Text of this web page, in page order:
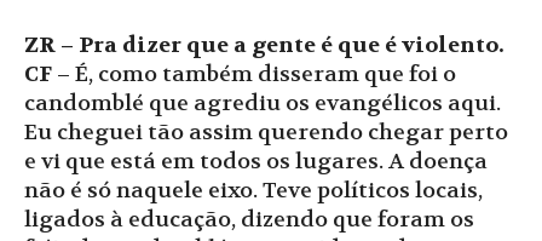
ZR – Pra dizer que a gente é que é violento.
CF – É, como também disseram que foi o
candomblé que agrediu os evangélicos aqui.
Eu cheguei tão assim querendo chegar perto
e vi que está em todos os lugares. A doença
não é só naquele eixo. Teve políticos locais,
ligados à educação, dizendo que foram os